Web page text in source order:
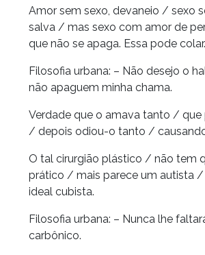
Amor sem sexo, devaneio / sexo
salva / mas sexo com amor de
que não se apaga. Essa pode colar.
Filosofia urbana: – Não desejo o
não apaguem minha chama.
Verdade que o amava tanto / que
/ depois odiou-o tanto /
O tal cirurgião plástico / não tem
prático / mais parece um autista /
ideal cubista.
Filosofia urbana: – Nunca lhe
carbônico.